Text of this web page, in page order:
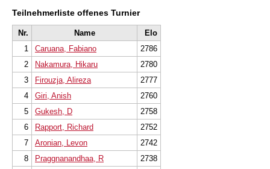
Teilnehmerliste offenes Turnier
Nr. Name
Elo
1
Caruana, Fabiano
2786
2
Nakamura, Hikaru
2780
3
Firouzja, Alireza
2777
4
Giri, Anish
2760
5
Gukesh, D
2758
6
Rapport, Richard
2752
7
Aronian, Levon
2742
8
Praggnanandhaa, R
2738